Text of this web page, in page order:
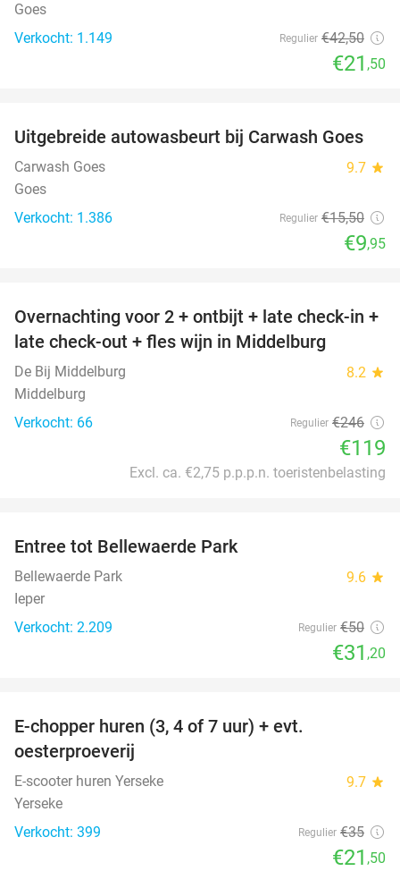
Goes
Verkocht: 1.149
Regulier €42,50
€21 ,50
36%
Uitgebreide autowasbeurt bij Carwash Goes
Carwash Goes 9.7 star
Goes
Verkocht: 1.386
Regulier €15,50
€9,95
52%
Overnachting voor 2 + ontbijt + late check-in +
late check-out + fles wijn in Middelburg
De Bij Middelburg 8.2 star
Middelburg
Verkocht: 66
Regulier €246
€119
Excl. ca. €2,75 p.p.p.n. toeristenbelasting
Entree tot Bellewaerde Park
Bellewaerde Park 9.6 star
Ieper
Verkocht: 2.209
Regulier €50
€31 ,20
E-chopper huren (3, 4 of 7 uur) + evt.
oesterproeverij
E-scooter huren Yerseke 9.7 star
Yerseke
Verkocht: 399
Regulier €35
€21 ,50